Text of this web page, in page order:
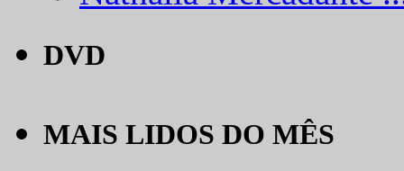
DVD
MAIS LIDOS DO MÊS